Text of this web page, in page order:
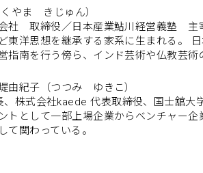
やま きじゅん）
社 取締役／日本産業鮎川経営義塾 主
東洋思想を継承する家系に生まれる。
指南を行う傍ら、インド芸術や仏教芸
由紀子（つつみ ゆきこ）
株式会社kaede 代表取締役、国士舘大
トとして一部上場企業からベンチャー
て関わっている。